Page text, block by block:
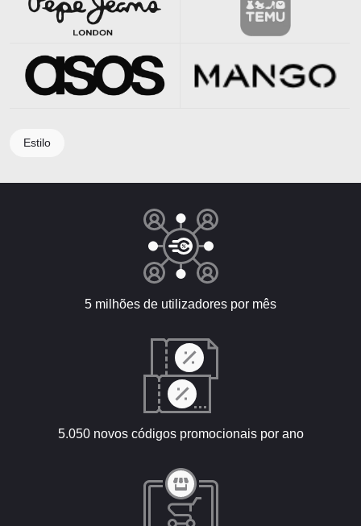
Estilo
5 milhões de utilizadores por mês
5.050 novos códigos promocionais por ano